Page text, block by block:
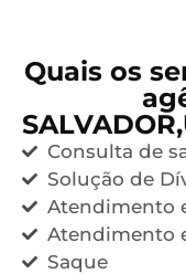
Quais os
Consulta de
Solução de
Atendimento
Atendimento
Saque